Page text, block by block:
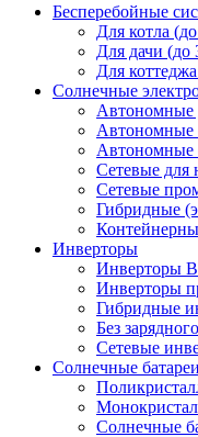
Бесперебойные
Для котла
Для дачи (до
Для
Солнечные
Автономные
Автономные
Автономные
Сетевые для
Сетевые
Гибридные
Инверторы
Инверторы
Инверторы
Гибридные
Без
Сетевые
Солнечные батареи
Солнечные